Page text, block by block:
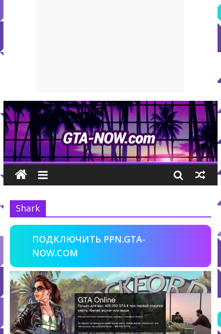
Shark
ПОДКЛЮЧИТЬ PPN.GTA-
NOW.COM